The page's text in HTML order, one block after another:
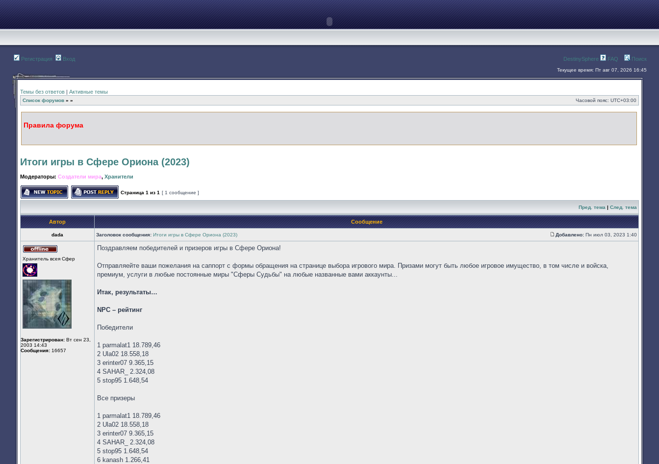
Регистрация Вход DestinySphere FAQ Поиск
Текущее время: Пт авг 07, 2026 16:45
Темы без ответов | Активные темы
Список форумов » » Часовой пояс: UTC+03:00
Правила форума
Итоги игры в Сфере Ориона (2023)
Модераторы: Создатели мира, Хранители
Начать новую тему Ответить на тему
Страница 1 из 1 [ 1 сообщение ]
Пред. тема | След. тема
Автор Сообщение
dada Заголовок сообщения: Итоги игры в Сфере Ориона (2023)
Сообщение
Добавлено: Пн июл 03, 2023 1:40
в
Хранитель всея Cфер
Зарегистрирован: Вт сен 23,
2003 14:43
Сообщения: 16657
Поздравляем победителей и призеров игры в Сфере Ориона!
Отправляейте ваши пожелания на саппорт с формы обращения на странице выбора игрового мира. Призами могут быть любое игровое имущество, в том числе и войска,
премиум, услуги в любые постоянные миры "Сферы Судьбы" на любые названные вами аккаунты...
Итак, результаты…
NPC – рейтинг
Победители
1 parmalat1 18.789,46
2 Ula02 18.558,18
3 erinter07 9.365,15
4 SAHAR_ 2.324,08
5 stop95 1.648,54
Все призеры
1 parmalat1 18.789,46
2 Ula02 18.558,18
3 erinter07 9.365,15
4 SAHAR_ 2.324,08
5 stop95 1.648,54
6 kanash 1.266,41